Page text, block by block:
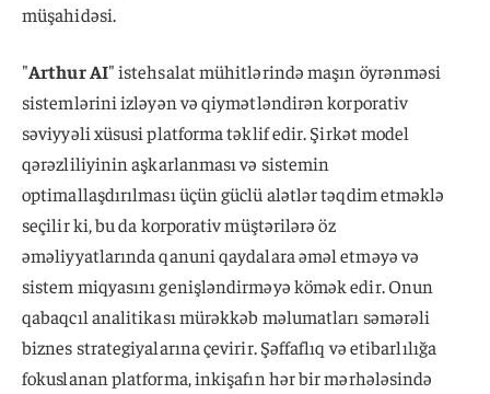
müşahidəsi.
"Arthur AI" istehsalat mühitlərində maşın öyrənməsi
sistemlərini izləyən və qiymətləndirən korporativ
səviyyəli xüsusi platforma təklif edir. Şirkət model
qərəzliliyinin aşkarlanması və sistemin
optimallaşdırılması üçün güclü alətlər təqdim etməklə
seçilir ki, bu da korporativ müştərilərə öz
əməliyyatlarında qanuni qaydalara əməl etməyə və
sistem miqyasını genişləndirməyə kömək edir. Onun
qabaqcıl analitikası mürəkkəb məlumatları səmərəli
biznes strategiyalarına çevirir. Şəffaflıq və etibarlılığa
fokuslanan platforma, inkişafın hər bir mərhələsində